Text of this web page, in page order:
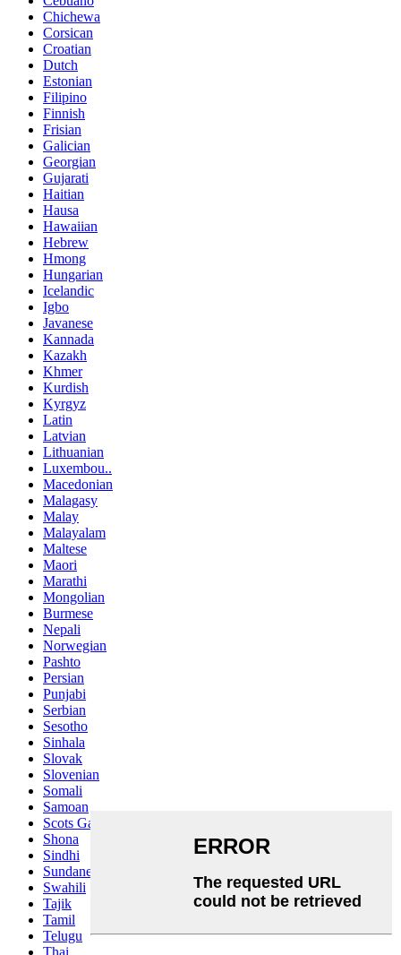
Chichewa
Corsican
Croatian
Dutch
Estonian
Filipino
Finnish
Frisian
Galician
Georgian
Gujarati
Haitian
Hausa
Hawaiian
Hebrew
Hmong
Hungarian
Icelandic
Igbo
Javanese
Kannada
Kazakh
Khmer
Kurdish
Kyrgyz
Latin
Latvian
Lithuanian
Luxembou..
Macedonian
Malagasy
Malay
Malayalam
Maltese
Maori
Marathi
Mongolian
Burmese
Nepali
Norwegian
Pashto
Persian
Punjabi
Serbian
Sesotho
Sinhala
Slovak
Slovenian
Somali
Samoan
Scots Gaelic
Shona
Sindhi
Sundanese
Swahili
Tajik
Tamil
Telugu
Thai